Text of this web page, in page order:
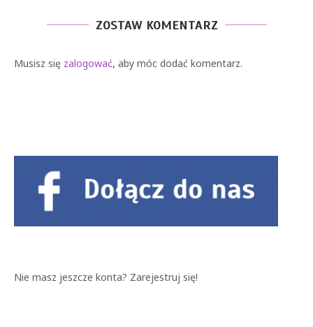
ZOSTAW KOMENTARZ
Musisz się zalogować, aby móc dodać komentarz.
Nie masz jeszcze konta? Zarejestruj się!